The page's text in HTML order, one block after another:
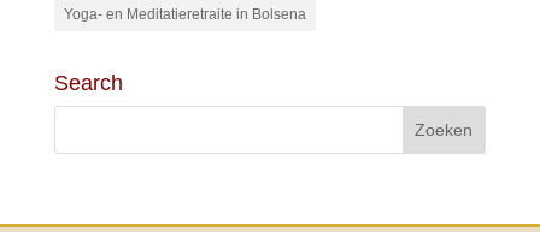
Yoga- en Meditatieretraite in Bolsena
Search